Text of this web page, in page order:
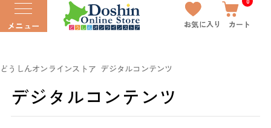
メニュー お気に入り カート
どうしんオンラインストア デジタルコンテンツ
デジタルコンテンツ